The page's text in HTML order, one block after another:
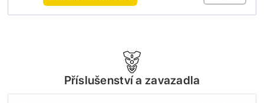
Příslušenství a zavazadla